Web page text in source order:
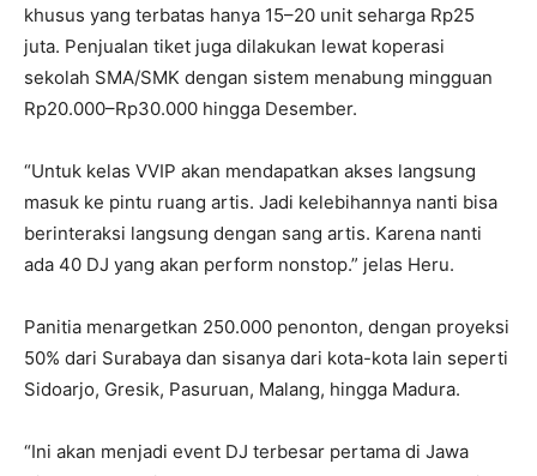
khusus yang terbatas hanya 15–20 unit seharga Rp25
juta. Penjualan tiket juga dilakukan lewat koperasi
sekolah SMA/SMK dengan sistem menabung mingguan
Rp20.000–Rp30.000 hingga Desember.
“Untuk kelas VVIP akan mendapatkan akses langsung
masuk ke pintu ruang artis. Jadi kelebihannya nanti bisa
berinteraksi langsung dengan sang artis. Karena nanti
ada 40 DJ yang akan perform nonstop.” jelas Heru.
Panitia menargetkan 250.000 penonton, dengan proyeksi
50% dari Surabaya dan sisanya dari kota-kota lain seperti
Sidoarjo, Gresik, Pasuruan, Malang, hingga Madura.
“Ini akan menjadi event DJ terbesar pertama di Jawa